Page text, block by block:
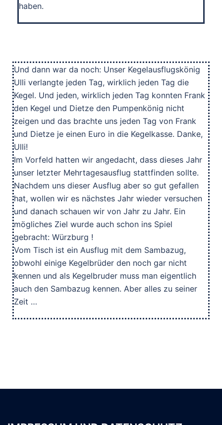
haben.
Und dann war da noch: Unser Kegelausflugskönig
Ulli verlangte jeden Tag, wirklich jeden Tag die
Kegel. Und jeden, wirklich jeden Tag konnten Frank
den Kegel und Dietze den Pumpenkönig nicht
zeigen und das brachte uns jeden Tag von Frank
und Dietze je einen Euro in die Kegelkasse. Danke,
Ulli!
Im Vorfeld hatten wir angedacht, dass dieses Jahr
unser letzter Mehrtagesausflug stattfinden sollte.
Nachdem uns dieser Ausflug aber so gut gefallen
hat, wollen wir es nächstes Jahr wieder versuchen
und danach schauen wir von Jahr zu Jahr. Ein
mögliches Ziel wurde auch schon ins Spiel
gebracht: Würzburg !
Vom Tisch ist ein Ausflug mit dem Sambazug,
obwohl einige Kegelbrüder den noch gar nicht
kennen und als Kegelbruder muss man eigentlich
auch den Sambazug kennen. Aber alles zu seiner
Zeit …